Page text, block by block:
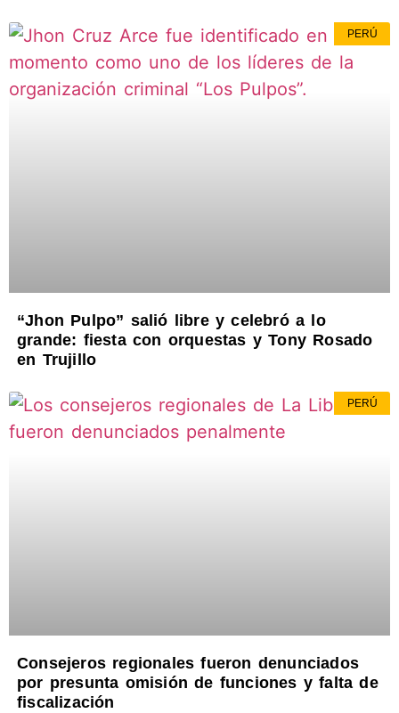
PERÚ
“Jhon Pulpo” salió libre y celebró a lo
grande: fiesta con orquestas y Tony Rosado
en Trujillo
PERÚ
Consejeros regionales fueron denunciados
por presunta omisión de funciones y falta de
fiscalización